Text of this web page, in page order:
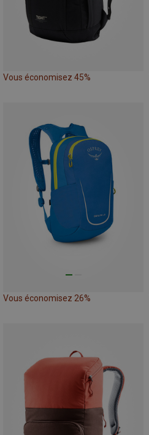
Vous économisez 45%
Vous économisez 26%